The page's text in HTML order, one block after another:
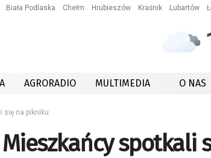
Biała Podlaska Chełm Hrubieszów Kraśnik Lubartów
AGRORADIO MULTIMEDIA O NAS
się na pikniku
spotkali